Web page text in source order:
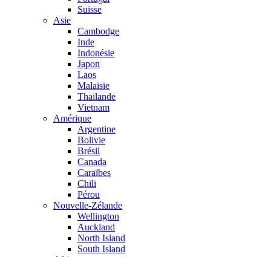
Suisse
Asie
Cambodge
Inde
Indonésie
Japon
Laos
Malaisie
Thailande
Vietnam
Amérique
Argentine
Bolivie
Brésil
Canada
Caraïbes
Chili
Pérou
Nouvelle-Zélande
Wellington
Auckland
North Island
South Island